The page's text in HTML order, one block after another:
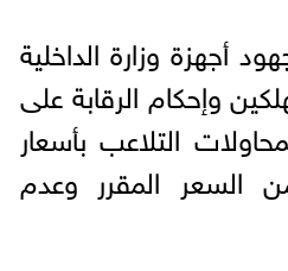
أجهزة وزارة الداخلية
وإحكام الرقابة على
التلاعب بأسعار
من السعر المقرر وعدم